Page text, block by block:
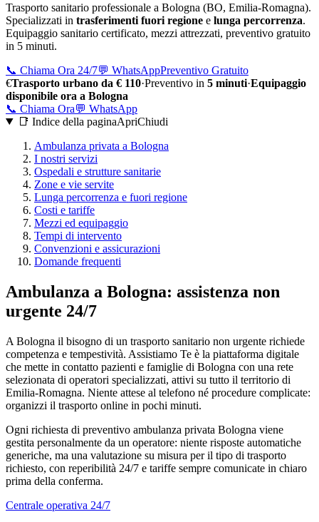
Trasporto sanitario professionale a Bologna (BO, Emilia-Romagna).
Specializzati in trasferimenti fuori regione e lunga percorrenza.
Equipaggio sanitario certificato, mezzi attrezzati, preventivo gratuito
in 5 minuti.
📞 Chiama Ora 24/7💬 WhatsAppPreventivo Gratuito
€Trasporto urbano da € 110·Preventivo in 5 minuti·Equipaggio
disponibile ora a Bologna
📞 Chiama Ora💬 WhatsApp
📑 Indice della paginaApriChiudi
Ambulanza privata a Bologna
I nostri servizi
Ospedali e strutture sanitarie
Zone e vie servite
Lunga percorrenza e fuori regione
Costi e tariffe
Mezzi ed equipaggio
Tempi di intervento
Convenzioni e assicurazioni
Domande frequenti
Ambulanza a Bologna: assistenza non
urgente 24/7
A Bologna il bisogno di un trasporto sanitario non urgente richiede
competenza e tempestività. Assistiamo Te è la piattaforma digitale
che mette in contatto pazienti e famiglie di Bologna con una rete
selezionata di operatori specializzati, attivi su tutto il territorio di
Emilia-Romagna. Niente attese al telefono né procedure complicate:
organizzi il trasporto online in pochi minuti.
Ogni richiesta di preventivo ambulanza privata Bologna viene
gestita personalmente da un operatore: niente risposte automatiche
generiche, ma una valutazione su misura per il tipo di trasporto
richiesto, con reperibilità 24/7 e tariffe sempre comunicate in chiaro
prima della conferma.
Centrale operativa 24/7